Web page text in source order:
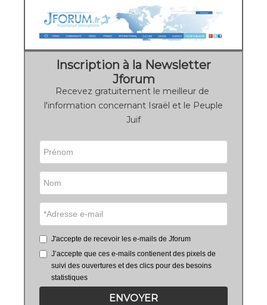
Inscription à la Newsletter
Jforum
Recevez gratuitement le meilleur de
l'information concernant Israël et le Peuple
Juif
J'accepte de recevoir les e-mails de Jforum
J’accepte que ces e-mails contienent des pixels de
suivi des ouvertures et des clics pour des besoins
statistiques
ENVOYER